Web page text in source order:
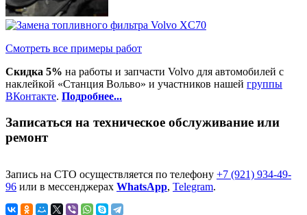
Смотреть все примеры работ
Скидка 5% на работы и запчасти Volvo для автомобилей с
наклейкой «Станция Вольво» и участников нашей группы
ВКонтакте. Подробнее...
Записаться на техническое обслуживание или
ремонт
Запись на СТО осуществляется по телефону +7 (921) 934-49-
96 или в мессенджерах WhatsApp, Telegram.